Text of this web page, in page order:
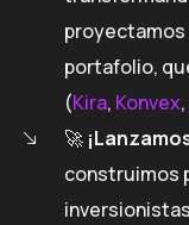
proyectamos
portafolio,
(Kira, Konvex,
🚀
construimos